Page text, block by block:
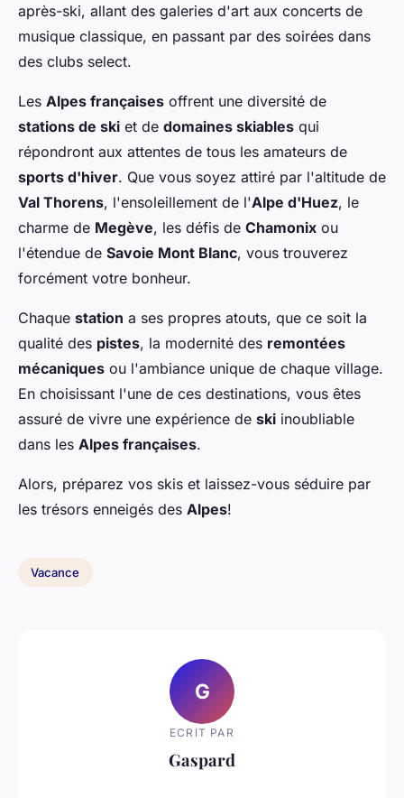
après-ski, allant des galeries d'art aux concerts de
musique classique, en passant par des soirées dans
des clubs select.
Les Alpes françaises offrent une diversité de
stations de ski et de domaines skiables qui
répondront aux attentes de tous les amateurs de
sports d'hiver. Que vous soyez attiré par l'altitude de
Val Thorens, l'ensoleillement de l'Alpe d'Huez, le
charme de Megève, les défis de Chamonix ou
l'étendue de Savoie Mont Blanc, vous trouverez
forcément votre bonheur.
Chaque station a ses propres atouts, que ce soit la
qualité des pistes, la modernité des remontées
mécaniques ou l'ambiance unique de chaque village.
En choisissant l'une de ces destinations, vous êtes
assuré de vivre une expérience de ski inoubliable
dans les Alpes françaises.
Alors, préparez vos skis et laissez-vous séduire par
les trésors enneigés des Alpes!
Vacance
G
ECRIT PAR
Gaspard